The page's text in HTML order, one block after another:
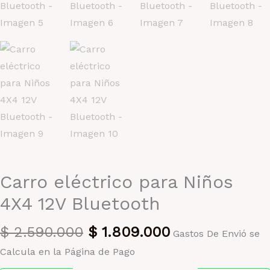
Carro eléctrico para Niños
4X4 12V Bluetooth
$2.590.000 El
precio
$ 1.809.000El
actual
Gastos De Envió se
Calcula en la Página de Pago